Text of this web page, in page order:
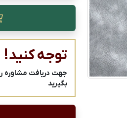
توجه کنید!
جهت دریافت مشاوره
بگیرید